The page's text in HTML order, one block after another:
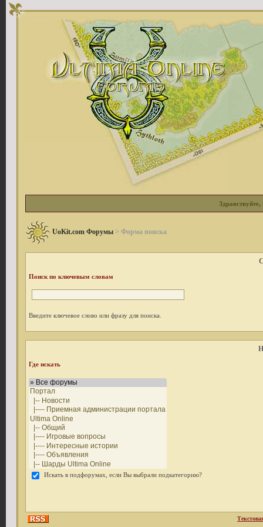
Здравствуйте,
UoKit.com Форумы > Форма поиска
Поиск по ключевым словам
Введите ключевое слово или фразу для поиска.
Где искать
Искать в подфорумах, если Вы выбрали подкатегорию?